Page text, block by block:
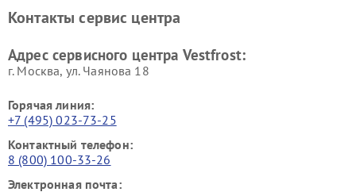
Vestfrost
Контакты сервис центра
Адрес сервисного центра Vestfrost:
г. Москва, ул. Чаянова 18
Горячая линия:
+7 (495) 023-73-25
Контактный телефон:
8 (800) 100-33-26
Электронная почта: